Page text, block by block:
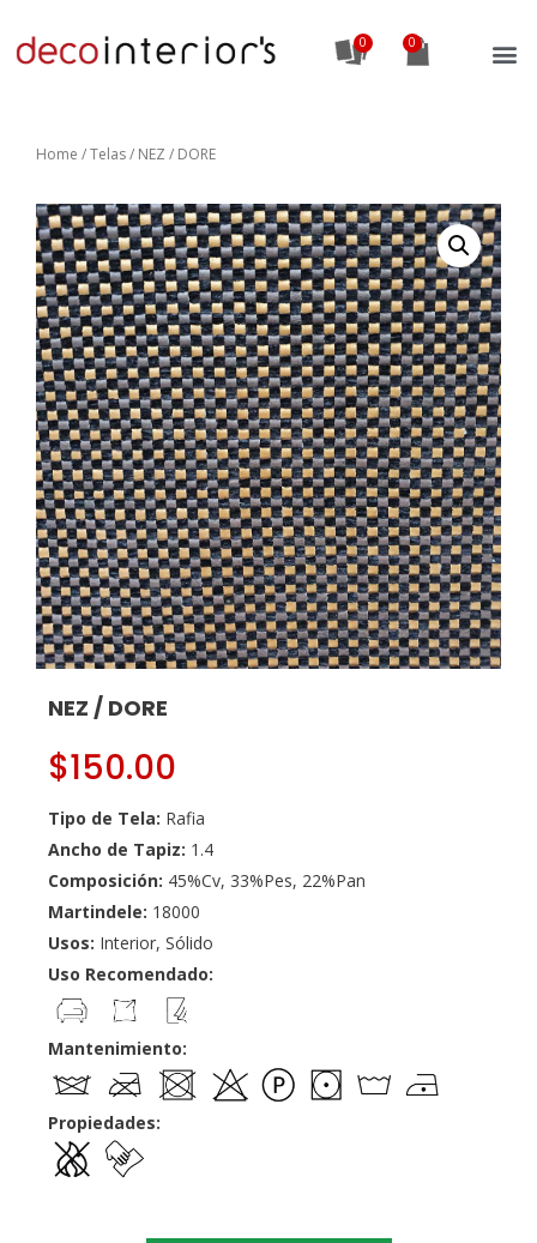
0
Home /Telas/ NEZ / DORE
NEZ / DORE
$150.00
Tipo de Tela: Rafia
Ancho de Tapiz: 1.4
Composición: 45%Cv, 33%Pes, 22%Pan
Martindele: 18000
Usos: Interior, Sólido
Uso Recomendado:
Mantenimiento:
Propiedades: